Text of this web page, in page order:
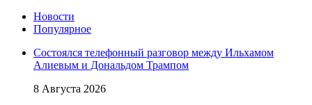
Новости
Популярное
Состоялся телефонный разговор между Ильхамом
Алиевым и Дональдом Трампом
8 Августа 2026